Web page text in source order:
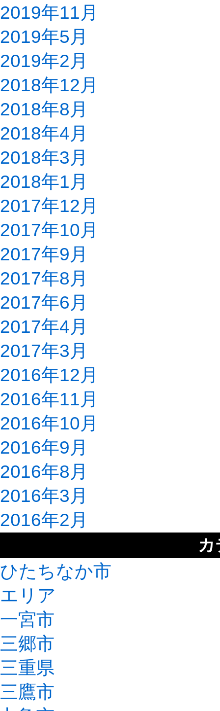
2019年11月
2019年5月
2019年2月
2018年12月
2018年8月
2018年4月
2018年3月
2018年1月
2017年12月
2017年10月
2017年9月
2017年8月
2017年6月
2017年4月
2017年3月
2016年12月
2016年11月
2016年10月
2016年9月
2016年8月
2016年3月
2016年2月
ひたちなか市
エリア
一宮市
三郷市
三重県
三鷹市